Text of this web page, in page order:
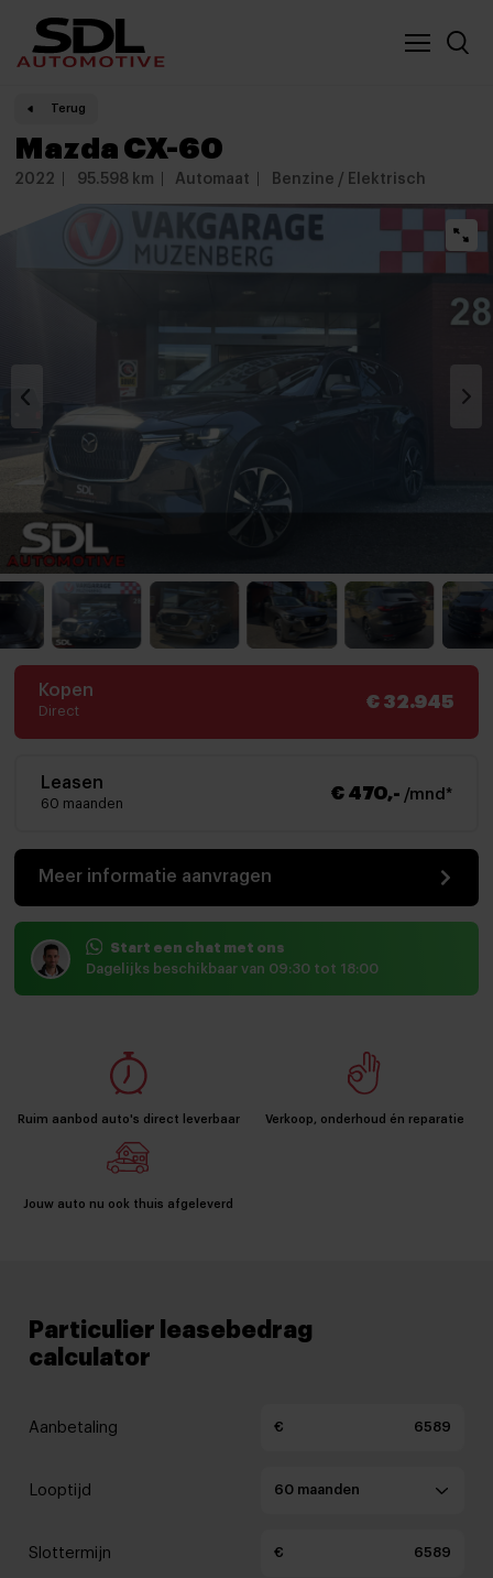
Nieuwe locatie SDL
Vergelijker
Terug
Mazda CX-60
2022 95.598 km Automaat Benzine / Elektrisch
Leasen
60 maanden
€ 470,- /mnd*
Kopen
Direct
€ 32.945
Meer informatie aanvragen
Start een chat met ons
Dagelijks beschikbaar van 09:30 tot 18:00
Ruim aanbod auto's direct leverbaar Verkoop, onderhoud én reparatie
Jouw auto nu ook thuis afgeleverd
Particulier leasebedrag
calculator
Aanbetaling €
Looptijd
Slottermijn €